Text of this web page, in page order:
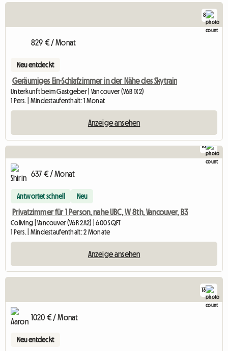
8
829 € / Monat
Neu entdeckt
Geräumiges Ein-Schlafzimmer in der Nähe des Skytrain
Unterkunft beim Gastgeber | Vancouver (V6B 1X2)
1 Pers. | Mindestaufenthalt: 1 Monat
Anzeige ansehen
10
637 € / Monat
Antwortet schnell Neu
Privatzimmer für 1 Person, nahe UBC, W 8th, Vancouver, B3
Coliving | Vancouver (V6R 2A2) | 600 SQFT
1 Pers. | Mindestaufenthalt: 2 Monate
Anzeige ansehen
13
1020 € / Monat
Neu entdeckt